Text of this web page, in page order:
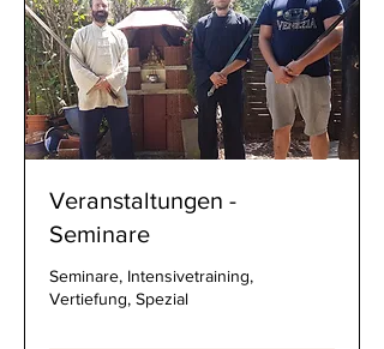
Veranstaltungen -
Seminare
Seminare, Intensivetraining,
Vertiefung, Spezial